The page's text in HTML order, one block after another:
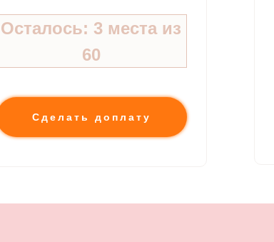
Сделать доплату
Осталось: 3 места из
60